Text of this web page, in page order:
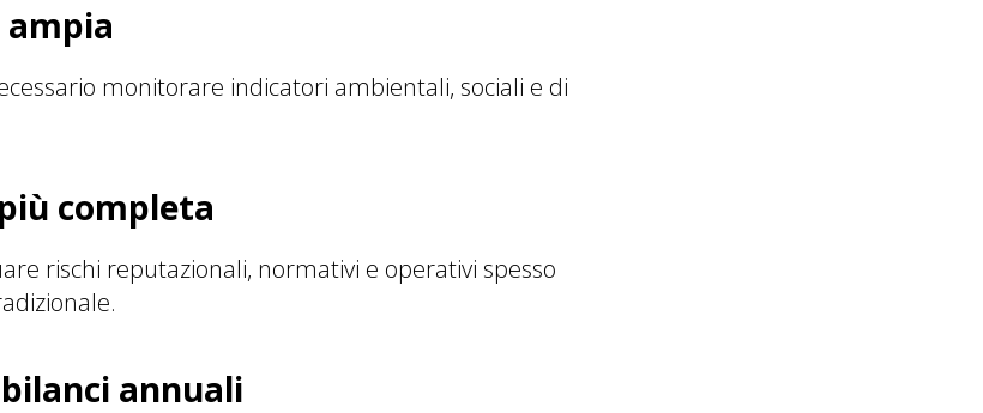
monitorare indicatori ambientali, sociali e di
completa
rischi reputazionali, normativi e operativi spesso
annuali